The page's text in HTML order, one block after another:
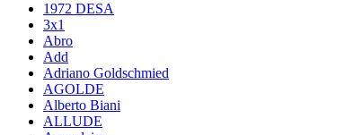
1972 DESA
3x1
Abro
Add
Adriano Goldschmied
AGOLDE
Alberto Biani
ALLUDE